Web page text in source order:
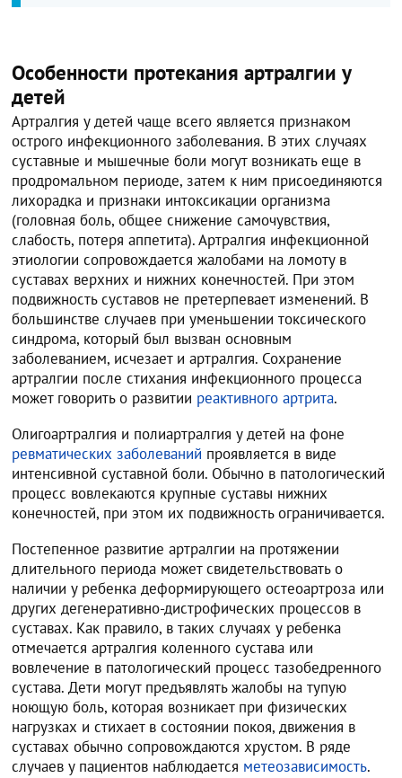
Особенности протекания артралгии у
детей
Артралгия у детей чаще всего является признаком
острого инфекционного заболевания. В этих случаях
суставные и мышечные боли могут возникать еще в
продромальном периоде, затем к ним присоединяются
лихорадка и признаки интоксикации организма
(головная боль, общее снижение самочувствия,
слабость, потеря аппетита). Артралгия инфекционной
этиологии сопровождается жалобами на ломоту в
суставах верхних и нижних конечностей. При этом
подвижность суставов не претерпевает изменений. В
большинстве случаев при уменьшении токсического
синдрома, который был вызван основным
заболеванием, исчезает и артралгия. Сохранение
артралгии после стихания инфекционного процесса
может говорить о развитии реактивного артрита.
Олигоартралгия и полиартралгия у детей на фоне
ревматических заболеваний проявляется в виде
интенсивной суставной боли. Обычно в патологический
процесс вовлекаются крупные суставы нижних
конечностей, при этом их подвижность ограничивается.
Постепенное развитие артралгии на протяжении
длительного периода может свидетельствовать о
наличии у ребенка деформирующего остеоартроза или
других дегенеративно-дистрофических процессов в
суставах. Как правило, в таких случаях у ребенка
отмечается артралгия коленного сустава или
вовлечение в патологический процесс тазобедренного
сустава. Дети могут предъявлять жалобы на тупую
ноющую боль, которая возникает при физических
нагрузках и стихает в состоянии покоя, движения в
суставах обычно сопровождаются хрустом. В ряде
случаев у пациентов наблюдается метеозависимость.